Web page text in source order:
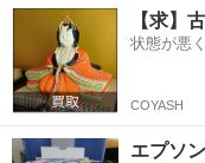
71.5高さ59〜66cm
山口 下関市 周辺機
【求】
状態が悪
COYASH
エプソ